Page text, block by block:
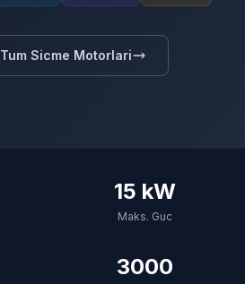
Tum Sicme Motorlari
15 kW
Maks. Guc
3000